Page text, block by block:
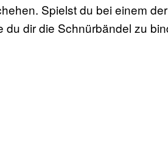
Spielst du bei einem
du dir die Schnürbändel zu